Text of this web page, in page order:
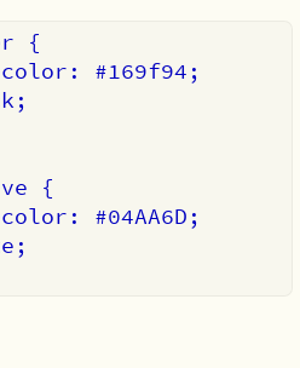
{
#169f94;
{
#04AA6D;